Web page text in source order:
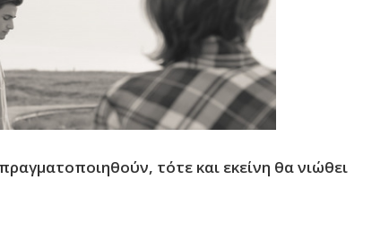
τότε και εκείνη θα νιώθει